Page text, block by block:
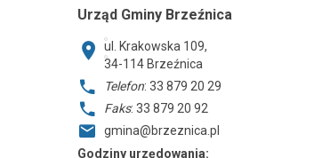
Urząd Gminy Brzeźnica
ul. Krakowska 109,
34-114 Brzeźnica
Telefon: 33 879 20 29
Faks: 33 879 20 92
gmina@brzeznica.pl
Godziny urzędowania: